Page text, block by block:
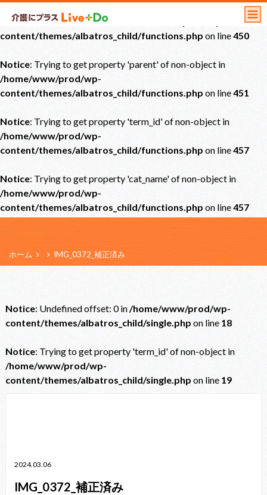
Notice: Undefined offset: 0 in
content/themes/albatros_child/functions.php on line450
Notice: Trying to get property 'parent' of non-object in
/home/www/prod/wp-
content/themes/albatros_child/functions.php on line451
Notice: Trying to get property 'term_id' of non-object in
/home/www/prod/wp-
content/themes/albatros_child/functions.php on line457
Notice: Trying to get property 'cat_name' of non-object in
/home/www/prod/wp-
content/themes/albatros_child/functions.php on line457
ホーム IMG_0372_補正済み
Notice: Undefined offset: 0 in/home/www/prod/wp-
content/themes/albatros_child/single.php on line 18
Notice: Trying to get property 'term_id' of non-object in
/home/www/prod/wp-
content/themes/albatros_child/single.php on line 19
2024.03.06
IMG_0372_補正済み